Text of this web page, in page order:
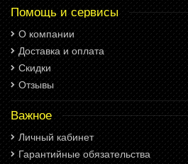
Помощь и сервисы
О компании
Доставка и оплата
Скидки
Отзывы
Важное
Личный кабинет
Гарантийные обязательства